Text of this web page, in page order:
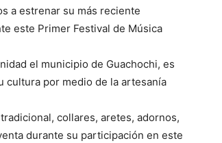
a estrenar su más reciente
este Primer Festival de Música
el municipio de Guachochi, es
cultura por medio de la artesanía
collares, aretes, adornos,
durante su participación en este